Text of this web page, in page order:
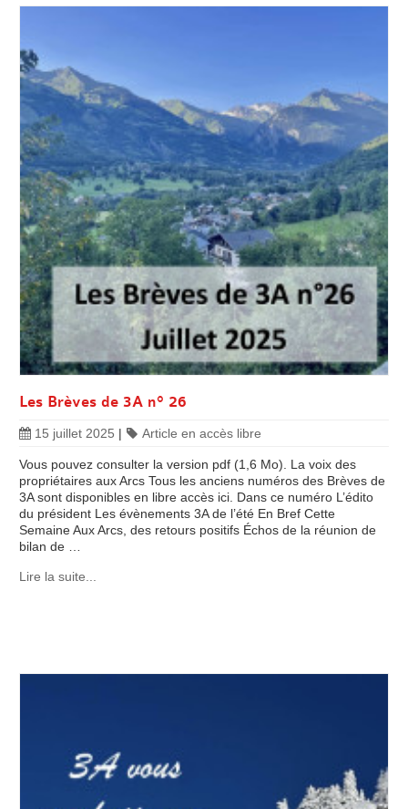
Les Brèves de 3A n° 26
15 juillet 2025 | Article en accès libre
Vous pouvez consulter la version pdf (1,6 Mo). La voix des
propriétaires aux Arcs Tous les anciens numéros des Brèves de
3A sont disponibles en libre accès ici. Dans ce numéro L’édito
du président Les évènements 3A de l’été En Bref Cette
Semaine Aux Arcs, des retours positifs Échos de la réunion de
bilan de …
Lire la suite...